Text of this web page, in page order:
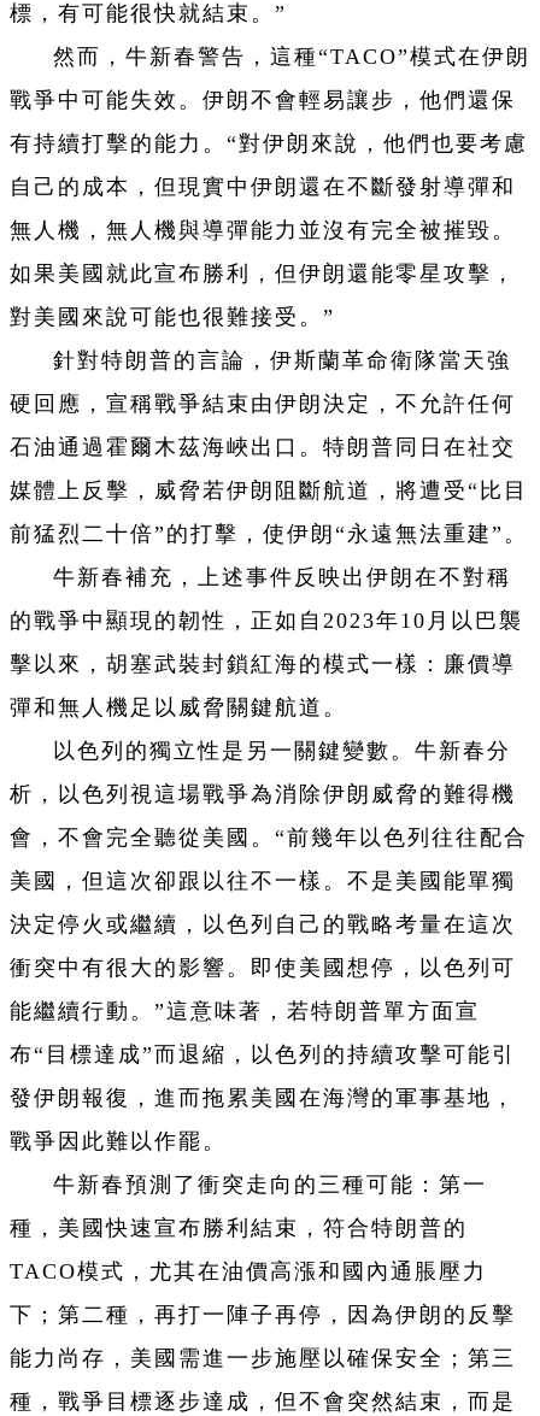
標，有可能很快就結束。”
然而，牛新春警告，這種“TACO”模式在伊朗
戰爭中可能失效。伊朗不會輕易讓步，他們還保
有持續打擊的能力。“對伊朗來說，他們也要考慮
自己的成本，但現實中伊朗還在不斷發射導彈和
無人機，無人機與導彈能力並沒有完全被摧毀。
如果美國就此宣布勝利，但伊朗還能零星攻擊，
對美國來說可能也很難接受。”
針對特朗普的言論，伊斯蘭革命衛隊當天強
硬回應，宣稱戰爭結束由伊朗決定，不允許任何
石油通過霍爾木茲海峽出口。特朗普同日在社交
媒體上反擊，威脅若伊朗阻斷航道，將遭受“比目
前猛烈二十倍”的打擊，使伊朗“永遠無法重建”。
牛新春補充，上述事件反映出伊朗在不對稱
的戰爭中顯現的韌性，正如自2023年10月以巴襲
擊以來，胡塞武裝封鎖紅海的模式一樣：廉價導
彈和無人機足以威脅關鍵航道。
以色列的獨立性是另一關鍵變數。牛新春分
析，以色列視這場戰爭為消除伊朗威脅的難得機
會，不會完全聽從美國。“前幾年以色列往往配合
美國，但這次卻跟以往不一樣。不是美國能單獨
決定停火或繼續，以色列自己的戰略考量在這次
衝突中有很大的影響。即使美國想停，以色列可
能繼續行動。”這意味著，若特朗普單方面宣
布“目標達成”而退縮，以色列的持續攻擊可能引
發伊朗報復，進而拖累美國在海灣的軍事基地，
戰爭因此難以作罷。
牛新春預測了衝突走向的三種可能：第一
種，美國快速宣布勝利結束，符合特朗普的
TACO模式，尤其在油價高漲和國內通脹壓力
下；第二種，再打一陣子再停，因為伊朗的反擊
能力尚存，美國需進一步施壓以確保安全；第三
種，戰爭目標逐步達成，但不會突然結束，而是